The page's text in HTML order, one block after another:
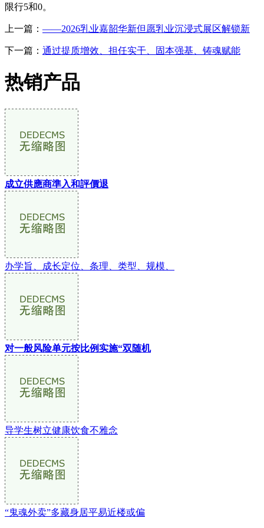
限行5和0。
上一篇： ——2026乳业嘉韶华新但愿乳业沉浸式展区解锁新
下一篇： 通过提质增效、担任实干、固本强基、铸魂赋能
热销产品
成立供應商準入和評價退
办学旨、成长定位、条理、类型、规模、
对一般风险单元按比例实施“双随机
导学生树立健康饮食不雅念
“鬼魂外卖”多藏身居平易近楼或偏